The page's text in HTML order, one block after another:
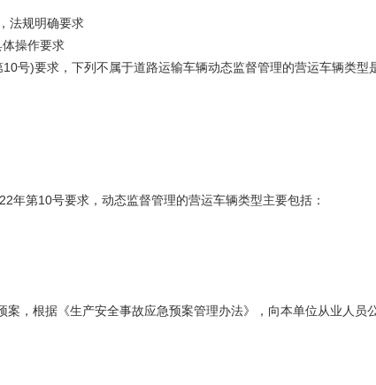
法规明确要求
操作要求
号)要求，下列不属于道路运输车辆动态监督管理的营运车辆类型
年第10号要求，动态监督管理的营运车辆类型主要包括：
，根据《生产安全事故应急预案管理办法》，向本单位从业人员